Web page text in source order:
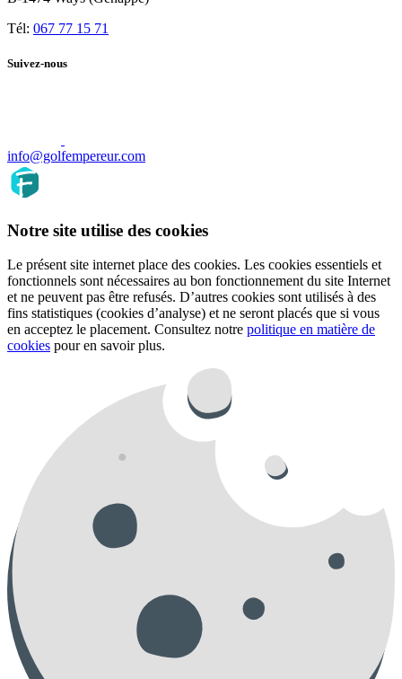
Tél: 067 77 15 71
Suivez-nous
info@golfempereur.com
Notre site utilise des cookies
Le présent site internet place des cookies. Les cookies essentiels et
fonctionnels sont nécessaires au bon fonctionnement du site Internet
et ne peuvent pas être refusés. D’autres cookies sont utilisés à des
fins statistiques (cookies d’analyse) et ne seront placés que si vous
en acceptez le placement. Consultez notre politique en matière de
cookies pour en savoir plus.